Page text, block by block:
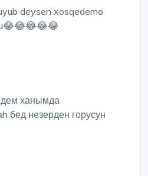
deysen xosqedemo
ханымда
бед незерден горусун